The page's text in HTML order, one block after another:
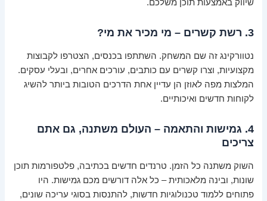
שיווק באמצעות תוכן משלכם.
3. רשת קשרים – מי מכיר את מי?
נטוורקינג זה שם המשחק. השתתפו בכנסים, הצטרפו לקבוצות
מקצועיות, וצרו קשרים עם כותבים, עורכים אחרים, ובעלי עסקים.
המלצות מפה לאוזן הן עדיין אחת הדרכים הטובות ביותר להשיג
לקוחות חדשים ואיכותיים.
4. גמישות והתאמה – העולם משתנה, גם אתם
צריכים
השוק משתנה כל הזמן. טרנדים חדשים בכתיבה, פלטפורמות תוכן
שונות, ובינה מלאכותית – כל אלה דורשים מכם גמישות. היו
פתוחים ללמוד טכנולוגיות חדשות, להתנסות בסוגי עריכה שונים,